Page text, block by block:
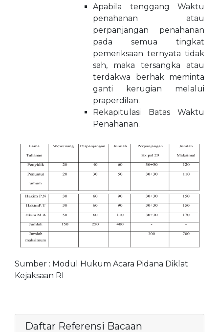
Apabila tenggang Waktu
penahanan atau
perpanjangan penahanan
pada semua tingkat
pemeriksaan ternyata tidak
sah, maka tersangka atau
terdakwa berhak meminta
ganti kerugian melalui
praperdilan.
Rekapitulasi Batas Waktu
Penahanan.
Sumber : Modul Hukum Acara Pidana Diklat
Kejaksaan RI
Daftar Referensi Bacaan